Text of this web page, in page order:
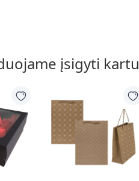
įsigyti kartu